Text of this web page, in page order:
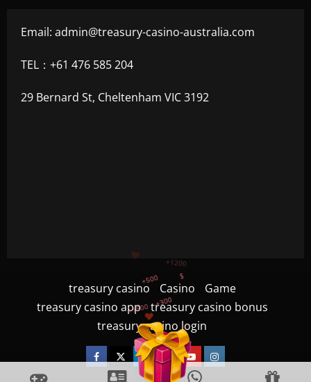
Email: admin@treasury-casino-australia.com
TEL：+61 476 585 204
29 Bernard St, Cheltenham VIC 3192
treasury casino Casino
Game
treasury casino app
treasury casino bonus
treasury casino login
Facebook
TwitterLinkedin
VK YoutubeInstagram
+300
+500
+1200
+1500
+750
$